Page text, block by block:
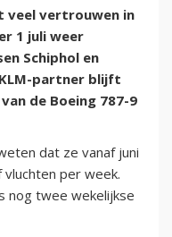
veel vertrouwen in
1 juli weer
Schiphol en
partner blijft
de Boeing 787-9
dat ze vanaf juni
per week.
nog twee wekelijkse